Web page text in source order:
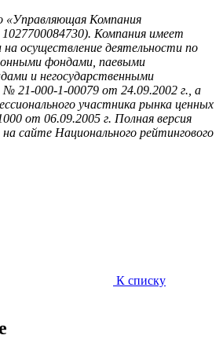
«Управляющая Компания
Компания имеет
на осуществление деятельности по
фондами, паевыми
и негосударственными
21-000-1-00079 от 24.09.2002 г., а
участника рынка ценных
от 06.09.2005 г. Полная версия
на сайте Национального рейтингового
К списку